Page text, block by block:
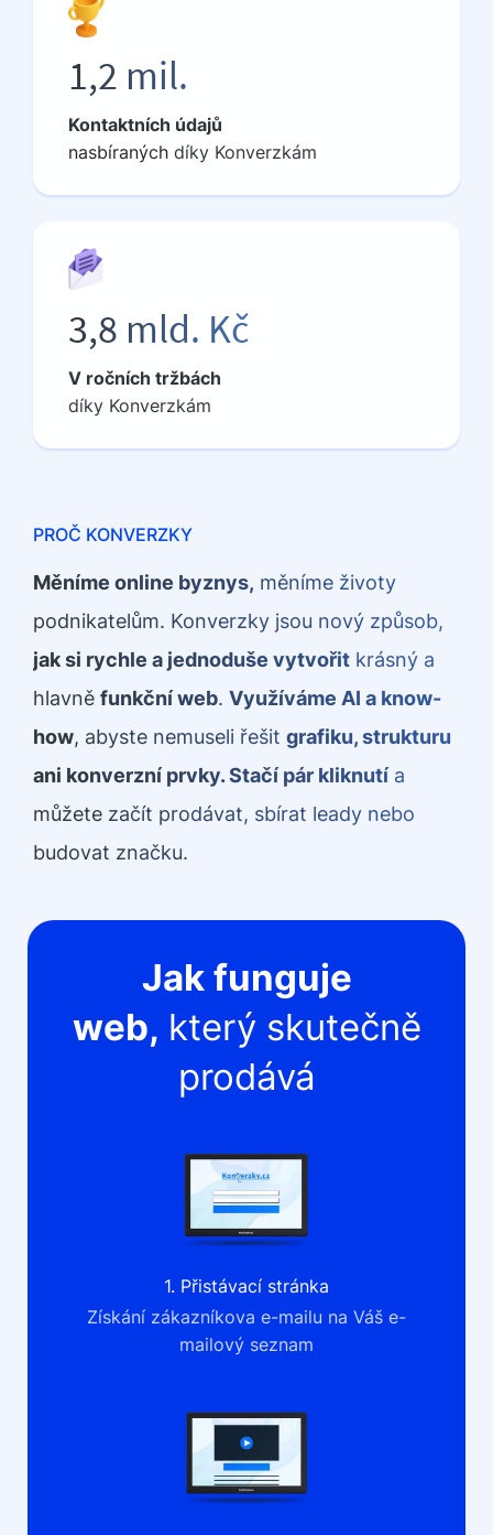
1,2 mil.
Kontaktních údajů
nasbíraných díky Konverzkám
3,8 mld. Kč
V ročních tržbách
díky Konverzkám
PROČ KONVERZKY
Měníme online byznys, měníme životy
podnikatelům. Konverzky jsou nový způsob,
jak si rychle a jednoduše vytvořit krásný a
hlavně funkční web. Využíváme AI a know-
how, abyste nemuseli řešit grafiku, strukturu
ani konverzní prvky. Stačí pár kliknutí a
můžete začít prodávat, sbírat leady nebo
budovat značku.
Jak funguje
web, který skutečně
prodává
1. Přistávací stránka
Získání zákazníkova e-mailu na Váš e-
mailový seznam